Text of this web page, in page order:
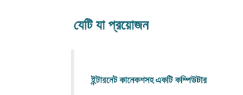
যেটি যা প্রয়োজন
ইন্টারনেট কানেকশসহ একটিকম্পিউটার